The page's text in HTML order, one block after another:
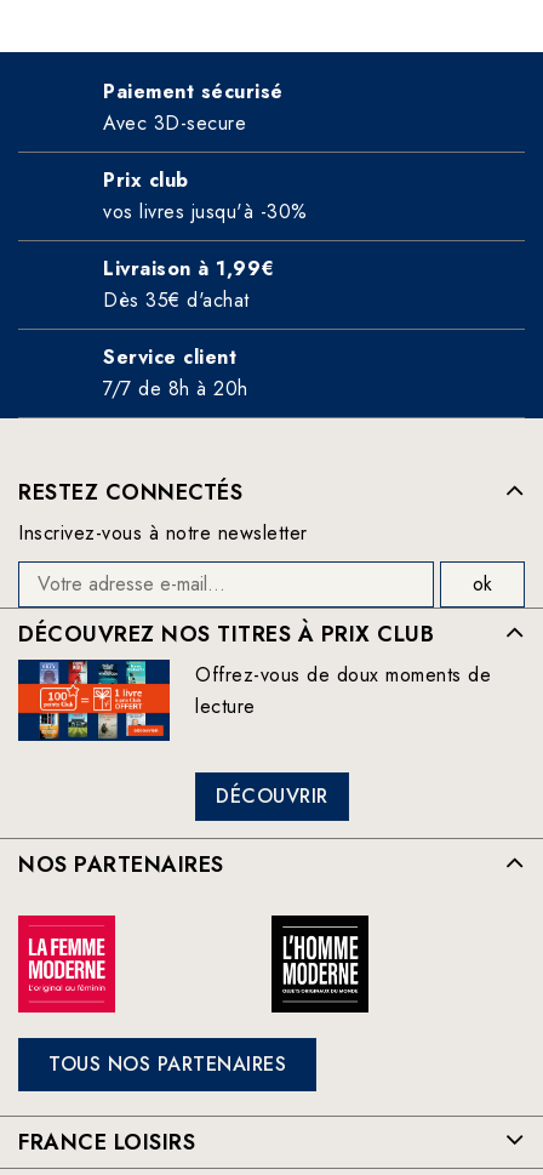
Paiement sécurisé
Avec 3D-secure
Prix club
vos livres jusqu'à -30%
Livraison à 1,99€
Dès 35€ d'achat
Service client
7/7 de 8h à 20h
RESTEZ CONNECTÉS
Inscrivez-vous à notre newsletter
DÉCOUVREZ NOS TITRES À PRIX CLUB
Offrez-vous de doux moments de
lecture
DÉCOUVRIR
NOS PARTENAIRES
TOUS NOS PARTENAIRES
FRANCE LOISIRS